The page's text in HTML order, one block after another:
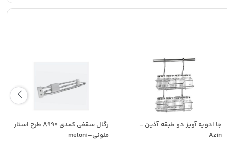
جا ادویه آویز دو طبقه آذین –
Azin
رگال سقفی کمدی 8990 طرح استار
ملونی-meloni